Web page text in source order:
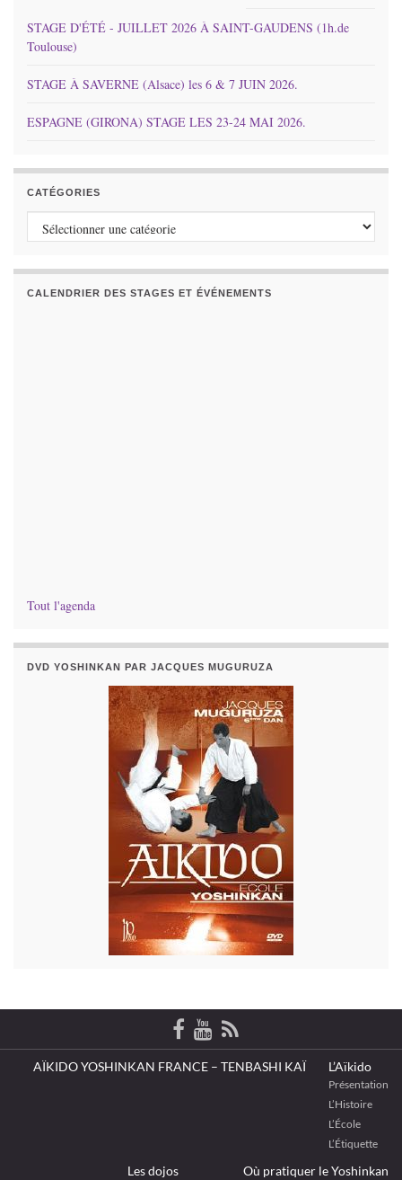
STAGE D'ÉTÉ - JUILLET 2026 À SAINT-GAUDENS (1h.de
Toulouse)
STAGE À SAVERNE (Alsace) les 6 & 7 JUIN 2026.
ESPAGNE (GIRONA) STAGE LES 23-24 MAI 2026.
CATÉGORIES
Catégories
CALENDRIER DES STAGES ET ÉVÉNEMENTS
Tout l'agenda
DVD YOSHINKAN PAR JACQUES MUGURUZA
AÏKIDO YOSHINKAN FRANCE – TENBASHI KAÏ L’Aïkido
Présentation
L’Histoire
L’École
L’Étiquette
Les dojos Où pratiquer le Yoshinkan